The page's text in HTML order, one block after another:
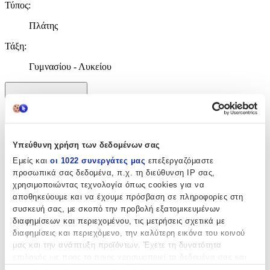
Υπεύθυνη χρήση των δεδομένων σας
Εμείς και οι 1022 συνεργάτες μας επεξεργαζόμαστε
προσωπικά σας δεδομένα, π.χ. τη διεύθυνση IP σας,
χρησιμοποιώντας τεχνολογία όπως cookies για να
αποθηκεύουμε και να έχουμε πρόσβαση σε πληροφορίες στη
συσκευή σας, με σκοπό την προβολή εξατομικευμένων
διαφημίσεων και περιεχομένου, τις μετρήσεις σχετικά με
διαφημίσεις και περιεχόμενο, την καλύτερη εικόνα του κοινού
μας και την ανάπτυξη προϊόντων. Έχετε τη δυνατότητα
Τύπος:
Πλάτης
Τάξη:
Γυμνασίου - Λυκείου
Χαρακτηριστικά
Κατασκευαστής:
Eastpak
Βασικά Χαρακτηριστικά
Χρώμα: